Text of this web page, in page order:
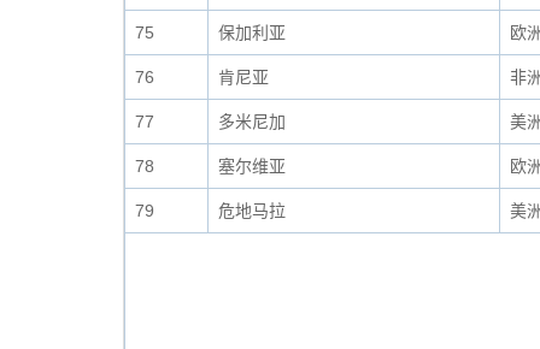
75 保加利亚 欧
76 肯尼亚 非
77 多米尼加 美
78 塞尔维亚 欧
79 危地马拉 美